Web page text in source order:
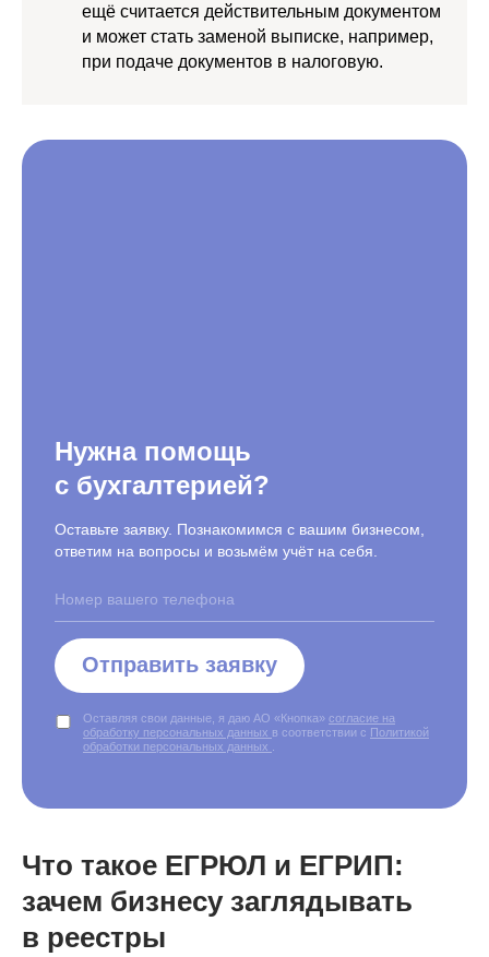
ещё считается действительным документом
и может стать заменой выписке, например,
при подаче документов в налоговую.
Нужна помощь
с бухгалтерией?
Оставьте заявку. Познакомимся с вашим бизнесом,
ответим на вопросы и возьмём учёт на себя.
Отправить заявку
Оставляя свои данные, я даю АО «Кнопка» согласие на
обработку персональных данных в соответствии с Политикой
обработки персональных данных
Что такое ЕГРЮЛ и ЕГРИП:
зачем бизнесу заглядывать
в реестры